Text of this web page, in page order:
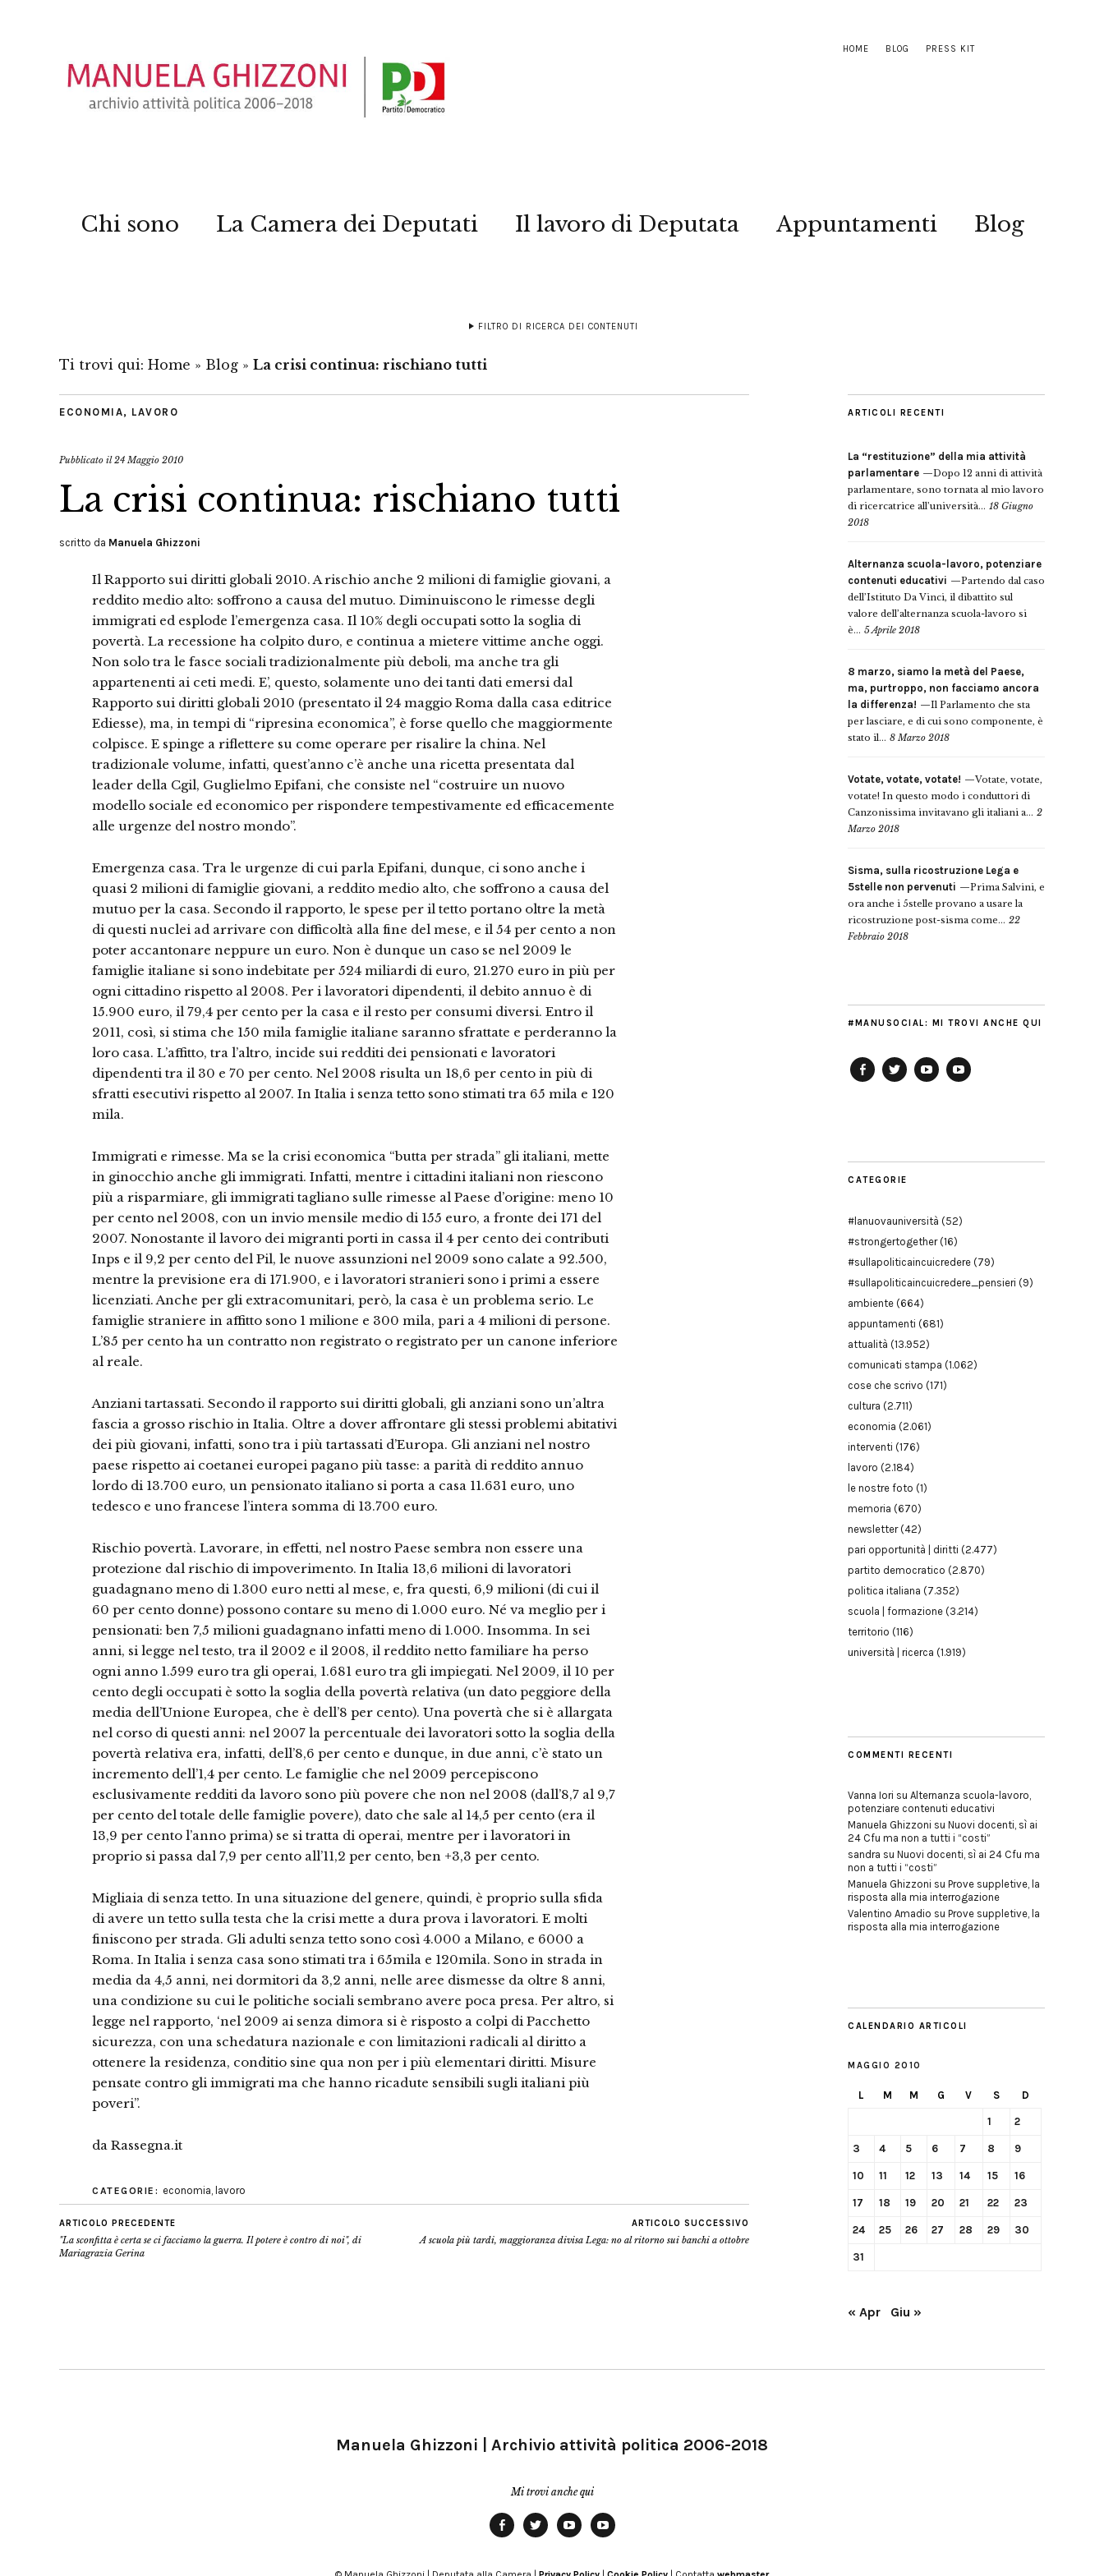
HOME BLOG PRESS KIT
Chi sono La Camera dei Deputati Il lavoro di Deputata Appuntamenti Blog
FILTRO DI RICERCA DEI CONTENUTI
Ti trovi qui: Home » Blog » La crisi continua: rischiano tutti
ECONOMIA, LAVORO
Pubblicato il24 Maggio 2010
La crisi continua: rischiano tutti
scritto da Manuela Ghizzoni
Il Rapporto sui diritti globali 2010. A rischio anche 2 milioni di famiglie giovani, a
reddito medio alto: soffrono a causa del mutuo. Diminuiscono le rimesse degli
immigrati ed esplode l’emergenza casa. Il 10% degli occupati sotto la soglia di
povertà. La recessione ha colpito duro, e continua a mietere vittime anche oggi.
Non solo tra le fasce sociali tradizionalmente più deboli, ma anche tra gli
appartenenti ai ceti medi. E’, questo, solamente uno dei tanti dati emersi dal
Rapporto sui diritti globali 2010 (presentato il 24 maggio Roma dalla casa editrice
Ediesse), ma, in tempi di “ripresina economica”, è forse quello che maggiormente
colpisce. E spinge a riflettere su come operare per risalire la china. Nel
tradizionale volume, infatti, quest’anno c’è anche una ricetta presentata dal
leader della Cgil, Guglielmo Epifani, che consiste nel “costruire un nuovo
modello sociale ed economico per rispondere tempestivamente ed efficacemente
alle urgenze del nostro mondo”.
Emergenza casa. Tra le urgenze di cui parla Epifani, dunque, ci sono anche i
quasi 2 milioni di famiglie giovani, a reddito medio alto, che soffrono a causa del
mutuo per la casa. Secondo il rapporto, le spese per il tetto portano oltre la metà
di questi nuclei ad arrivare con difficoltà alla fine del mese, e il 54 per cento a non
poter accantonare neppure un euro. Non è dunque un caso se nel 2009 le
famiglie italiane si sono indebitate per 524 miliardi di euro, 21.270 euro in più per
ogni cittadino rispetto al 2008. Per i lavoratori dipendenti, il debito annuo è di
15.900 euro, il 79,4 per cento per la casa e il resto per consumi diversi. Entro il
2011, così, si stima che 150 mila famiglie italiane saranno sfrattate e perderanno la
loro casa. L’affitto, tra l’altro, incide sui redditi dei pensionati e lavoratori
dipendenti tra il 30 e 70 per cento. Nel 2008 risulta un 18,6 per cento in più di
sfratti esecutivi rispetto al 2007. In Italia i senza tetto sono stimati tra 65 mila e 120
mila.
Immigrati e rimesse. Ma se la crisi economica “butta per strada” gli italiani, mette
in ginocchio anche gli immigrati. Infatti, mentre i cittadini italiani non riescono
più a risparmiare, gli immigrati tagliano sulle rimesse al Paese d’origine: meno 10
per cento nel 2008, con un invio mensile medio di 155 euro, a fronte dei 171 del
2007. Nonostante il lavoro dei migranti porti in cassa il 4 per cento dei contributi
Inps e il 9,2 per cento del Pil, le nuove assunzioni nel 2009 sono calate a 92.500,
mentre la previsione era di 171.900, e i lavoratori stranieri sono i primi a essere
licenziati. Anche per gli extracomunitari, però, la casa è un problema serio. Le
famiglie straniere in affitto sono 1 milione e 300 mila, pari a 4 milioni di persone.
L’85 per cento ha un contratto non registrato o registrato per un canone inferiore
al reale.
Anziani tartassati. Secondo il rapporto sui diritti globali, gli anziani sono un’altra
fascia a grosso rischio in Italia. Oltre a dover affrontare gli stessi problemi abitativi
dei più giovani, infatti, sono tra i più tartassati d’Europa. Gli anziani nel nostro
paese rispetto ai coetanei europei pagano più tasse: a parità di reddito annuo
lordo di 13.700 euro, un pensionato italiano si porta a casa 11.631 euro, uno
tedesco e uno francese l’intera somma di 13.700 euro.
Rischio povertà. Lavorare, in effetti, nel nostro Paese sembra non essere una
protezione dal rischio di impoverimento. In Italia 13,6 milioni di lavoratori
guadagnano meno di 1.300 euro netti al mese, e, fra questi, 6,9 milioni (di cui il
60 per cento donne) possono contare su meno di 1.000 euro. Né va meglio per i
pensionati: ben 7,5 milioni guadagnano infatti meno di 1.000. Insomma. In sei
anni, si legge nel testo, tra il 2002 e il 2008, il reddito netto familiare ha perso
ogni anno 1.599 euro tra gli operai, 1.681 euro tra gli impiegati. Nel 2009, il 10 per
cento degli occupati è sotto la soglia della povertà relativa (un dato peggiore della
media dell’Unione Europea, che è dell’8 per cento). Una povertà che si è allargata
nel corso di questi anni: nel 2007 la percentuale dei lavoratori sotto la soglia della
povertà relativa era, infatti, dell’8,6 per cento e dunque, in due anni, c’è stato un
incremento dell’1,4 per cento. Le famiglie che nel 2009 percepiscono
esclusivamente redditi da lavoro sono più povere che non nel 2008 (dall’8,7 al 9,7
per cento del totale delle famiglie povere), dato che sale al 14,5 per cento (era il
13,9 per cento l’anno prima) se si tratta di operai, mentre per i lavoratori in
proprio si passa dal 7,9 per cento all’11,2 per cento, ben +3,3 per cento.
Migliaia di senza tetto. In una situazione del genere, quindi, è proprio sulla sfida
di avere un tetto sulla testa che la crisi mette a dura prova i lavoratori. E molti
finiscono per strada. Gli adulti senza tetto sono così 4.000 a Milano, e 6000 a
Roma. In Italia i senza casa sono stimati tra i 65mila e 120mila. Sono in strada in
media da 4,5 anni, nei dormitori da 3,2 anni, nelle aree dismesse da oltre 8 anni,
una condizione su cui le politiche sociali sembrano avere poca presa. Per altro, si
legge nel rapporto, ‘nel 2009 ai senza dimora si è risposto a colpi di Pacchetto
sicurezza, con una schedatura nazionale e con limitazioni radicali al diritto a
ottenere la residenza, conditio sine qua non per i più elementari diritti. Misure
pensate contro gli immigrati ma che hanno ricadute sensibili sugli italiani più
poveri”.
da Rassegna.it
CATEGORIE: economia, lavoro
ARTICOLO PRECEDENTE
"La sconfitta è certa se ci facciamo la guerra. Il potere è contro di noi", di
Mariagrazia Gerina
ARTICOLO SUCCESSIVO
A scuola più tardi, maggioranza divisa Lega: no al ritorno sui banchi a ottobre
ARTICOLI RECENTI
La “restituzione” della mia attività
parlamentare
Dopo 12 anni di attività
parlamentare, sono tornata al mio lavoro
di ricercatrice all’università... 18 Giugno
2018
Alternanza scuola-lavoro, potenziare
contenuti educativi
Partendo dal caso
dell’Istituto Da Vinci, il dibattito sul
valore dell’alternanza scuola-lavoro si
è... 5 Aprile 2018
8 marzo, siamo la metà del Paese,
ma, purtroppo, non facciamo ancora
la differenza!
Il Parlamento che sta
per lasciare, e di cui sono componente, è
stato il... 8 Marzo 2018
Votate, votate, votate!
Votate, votate,
votate! In questo modo i conduttori di
Canzonissima invitavano gli italiani a... 2
Marzo 2018
Sisma, sulla ricostruzione Lega e
5stelle non pervenuti
Prima Salvini, e
ora anche i 5stelle provano a usare la
ricostruzione post-sisma come... 22
Febbraio 2018
#MANUSOCIAL: MI TROVI ANCHE QUI
CATEGORIE
#lanuovauniversità (52)
#strongertogether(16)
#sullapoliticaincuicredere (79)
#sullapoliticaincuicredere_pensieri (9)
ambiente (664)
appuntamenti (681)
attualità (13.952)
comunicati stampa (1.062)
cose che scrivo (171)
cultura (2.711)
economia (2.061)
interventi (176)
lavoro (2.184)
le nostre foto (1)
memoria (670)
newsletter(42)
pari opportunità | diritti (2.477)
partito democratico (2.870)
politica italiana (7.352)
scuola | formazione (3.214)
territorio (116)
università | ricerca (1.919)
COMMENTI RECENTI
Vanna Iori su Alternanza scuola-lavoro,
potenziare contenuti educativi
Manuela Ghizzoni su Nuovi docenti, sì ai
24 Cfu ma non a tutti i “costi”
sandra su Nuovi docenti, sì ai 24 Cfu ma
non a tutti i “costi”
Manuela Ghizzoni su Prove suppletive, la
risposta alla mia interrogazione
Valentino Amadio su Prove suppletive, la
risposta alla mia interrogazione
CALENDARIO ARTICOLI
MAGGIO 2010
L M M G V S D
1 2
3 4 5 6 7 8 9
10 11 12 13 14 15 16
17 18 19 20 21 22 23
24 25 26 27 28 29 30
31
« Apr Giu »
Manuela Ghizzoni | Archivio attività politica 2006-2018
Mi trovi anche qui
Modena